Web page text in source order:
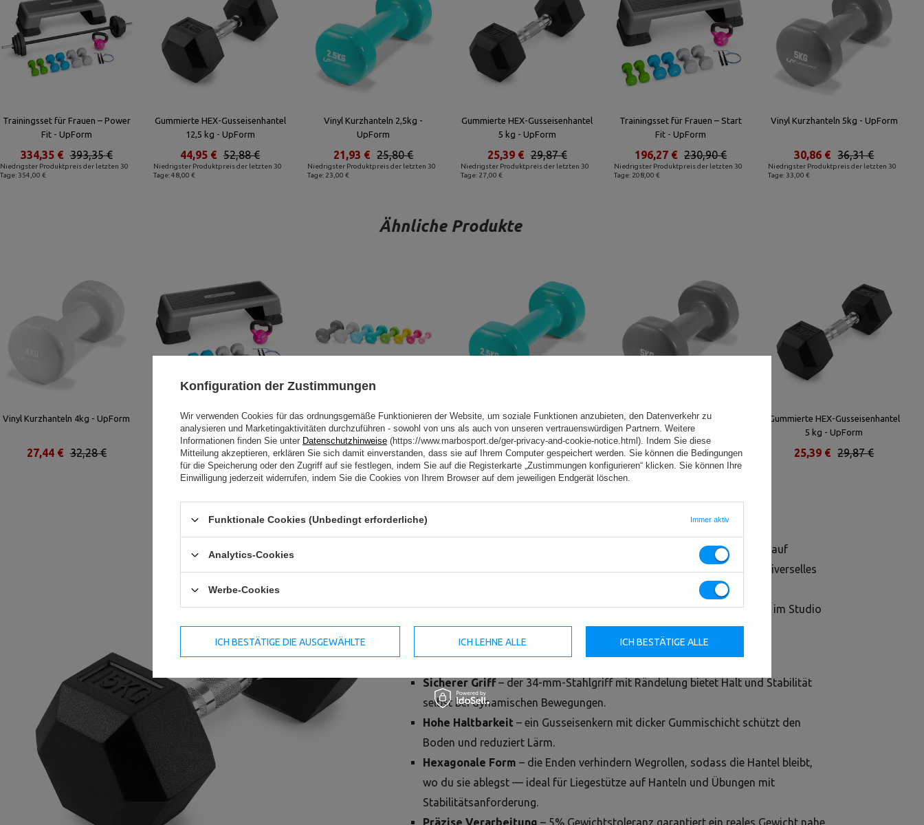
Trainingsset für Frauen – Power
Fit - UpForm
Niedrigster Produktpreis der letzten 30
Tage: 354,00 €
393,35 €
334,35 €
Gummierte HEX-Gusseisenhantel
12,5 kg - UpForm
Niedrigster Produktpreis der letzten 30
Tage: 48,00 €
52,88 €
44,95 €
Vinyl Kurzhanteln 2,5kg -
UpForm
Niedrigster Produktpreis der letzten 30
Tage: 23,00 €
25,80 €
21,93 €
Gummierte HEX-Gusseisenhantel
5 kg - UpForm
Niedrigster Produktpreis der letzten 30
Tage: 27,00 €
29,87 €
25,39 €
Trainingsset für Frauen – Start
Fit - UpForm
Niedrigster Produktpreis der letzten 30
Tage: 208,00 €
230,90 €
196,27 €
Vinyl Kurzhanteln 5kg - UpForm
Niedrigster Produktpreis der letzten 30
Tage: 33,00 €
36,31 €
30,86 €
Ähnliche Produkte
Vinyl Kurzhanteln 4kg - UpForm
32,28 €
27,44 €
Trainingsset für Frauen – Start
Fit - UpForm
230,90 €
196,27 €
Vinyl Hantelset (8 Stück) 19,5kg -
UpForm
104,99 €
89,24 €
Vinyl Kurzhanteln 2,5kg -
UpForm
25,80 €
21,93 €
Vinyl Kurzhanteln 5kg - UpForm
36,31 €
30,86 €
Gummierte HEX-Gusseisenhantel
5 kg - UpForm
29,87 €
25,39 €
HEX-Gusseisenhantel – zuverlässig für jedes Trainingsniveau
Setze auf
bewährte Klassiker, die funktionieren. Die HEX-Gusseisenhantel ist ein universelles
Trainingsgerät, ideal für Krafttraining, Functional Training und
Ganzkörperübungen. Stabil, komfortabel und langlebig — genau, was du im Studio
oder zu Hause erwartest.
Warum lohnt es sich?
Sicherer Griff– der 34-mm-Stahlgriff mit Rändelung bietet Halt und Stabilität
selbst bei dynamischen Bewegungen.
Hohe Haltbarkeit – ein Gusseisenkern mit dicker Gummischicht schützt den
Boden und reduziert Lärm.
Hexagonale Form – die Enden verhindern Wegrollen, sodass die Hantel bleibt,
wo du sie ablegst — ideal für Liegestütze auf Hanteln und Übungen mit
Stabilitätsanforderung.
Präzise Verarbeitung – 5% Gewichtstoleranz garantiert ein reales Gewicht nahe
Konfiguration der Zustimmungen
Wir verwenden Cookies für das ordnungsgemäße Funktionieren der Website, um soziale Funktionen anzubieten, den Datenverkehr zu
analysieren und Marketingaktivitäten durchzuführen - sowohl von uns als auch von unseren vertrauenswürdigen Partnern. Weitere
Informationen finden Sie unter Datenschutzhinweise (https://www.marbosport.de/ger-privacy-and-cookie-notice.html). Indem Sie diese
Mitteilung akzeptieren, erklären Sie sich damit einverstanden, dass sie auf Ihrem Computer gespeichert werden. Sie können die Bedingungen
für die Speicherung oder den Zugriff auf sie festlegen, indem Sie auf die Registerkarte „Zustimmungen konfigurieren“ klicken. Sie können Ihre
Einwilligung jederzeit widerrufen, indem Sie die Cookies von Ihrem Browser auf dem jeweiligen Endgerät löschen.
Funktionale Cookies (Unbedingt erforderliche) Immer aktiv
Analytics-Cookies
Werbe-Cookies
ICH BESTÄTIGE DIE AUSGEWÄHLTE ICH LEHNE ALLE ICH BESTÄTIGE ALLE